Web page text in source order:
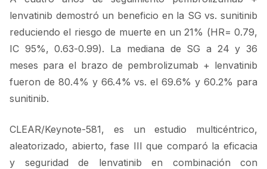
lenvatinib demostró un beneficio en la SG vs. sunitinib
reduciendo el riesgo de muerte en un 21% (HR= 0.79,
IC 95%, 0.63-0.99). La mediana de SG a 24 y 36
meses para el brazo de pembrolizumab + lenvatinib
fueron de 80.4% y 66.4% vs. el 69.6% y 60.2% para
sunitinib.
CLEAR/Keynote-581, es un estudio multicéntrico,
aleatorizado, abierto, fase III que comparó la eficacia
y seguridad de lenvatinib en combinación con